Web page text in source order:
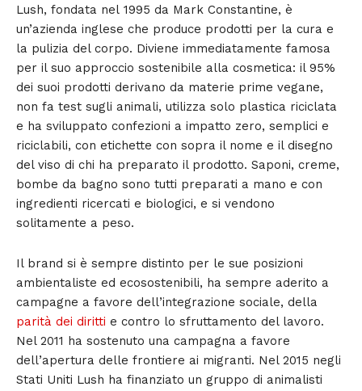
Lush, fondata nel 1995 da Mark Constantine, è
un’azienda inglese che produce prodotti per la cura e
la pulizia del corpo. Diviene immediatamente famosa
per il suo approccio sostenibile alla cosmetica: il 95%
dei suoi prodotti derivano da materie prime vegane,
non fa test sugli animali, utilizza solo plastica riciclata
e ha sviluppato confezioni a impatto zero, semplici e
riciclabili, con etichette con sopra il nome e il disegno
del viso di chi ha preparato il prodotto. Saponi, creme,
bombe da bagno sono tutti preparati a mano e con
ingredienti ricercati e biologici, e si vendono
solitamente a peso.
Il brand si è sempre distinto per le sue posizioni
ambientaliste ed ecosostenibili, ha sempre aderito a
campagne a favore dell’integrazione sociale, della
parità dei diritti e contro lo sfruttamento del lavoro.
Nel 2011 ha sostenuto una campagna a favore
dell’apertura delle frontiere ai migranti. Nel 2015 negli
Stati Uniti Lush ha finanziato un gruppo di animalisti